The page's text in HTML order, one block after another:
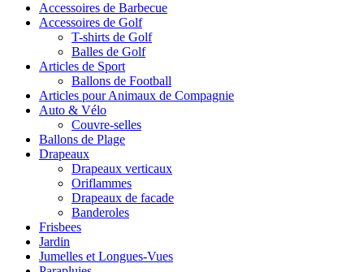
Accessoires de Barbecue
Accessoires de Golf
T-shirts de Golf
Balles de Golf
Articles de Sport
Ballons de Football
Articles pour Animaux de Compagnie
Auto & Vélo
Couvre-selles
Ballons de Plage
Drapeaux
Drapeaux verticaux
Oriflammes
Drapeaux de facade
Banderoles
Frisbees
Jardin
Jumelles et Longues-Vues